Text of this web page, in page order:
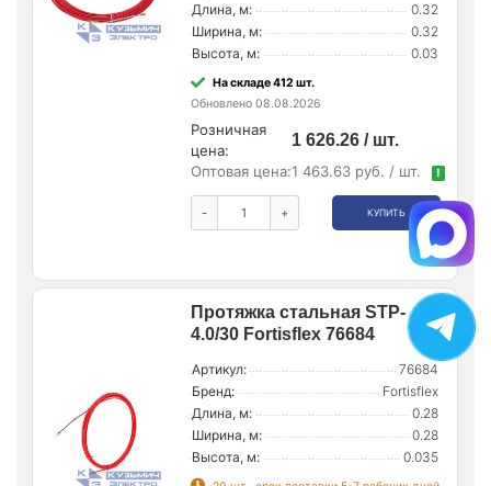
Длина, м:
0.32
Ширина, м:
0.32
Высота, м:
0.03
На складе 412 шт.
Обновлено 08.08.2026
Розничная
цена:
1 626.26 / шт.
Оптовая цена:1 463.63 руб. / шт. !
- + КУПИТЬ
Протяжка стальная STP-
4.0/30 Fortisflex 76684
Артикул:
76684
Бренд:
Fortisflex
Длина, м:
0.28
Ширина, м:
0.28
Высота, м:
0.035